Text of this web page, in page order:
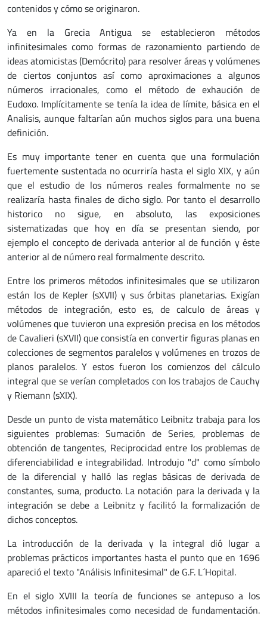
contenidos y cómo se originaron.
Ya en la Grecia Antigua se establecieron métodos
infinitesimales como formas de razonamiento partiendo de
ideas atomicistas (Demócrito) para resolver áreas y volúmenes
de ciertos conjuntos así como aproximaciones a algunos
números irracionales, como el método de exhaución de
Eudoxo. Implícitamente se tenía la idea de límite, básica en el
Analisis, aunque faltarían aún muchos siglos para una buena
definición.
Es muy importante tener en cuenta que una formulación
fuertemente sustentada no ocurriría hasta el siglo XIX, y aún
que el estudio de los números reales formalmente no se
realizaría hasta finales de dicho siglo. Por tanto el desarrollo
historico no sigue, en absoluto, las exposiciones
sistematizadas que hoy en día se presentan siendo, por
ejemplo el concepto de derivada anterior al de función y éste
anterior al de número real formalmente descrito.
Entre los primeros métodos infinitesimales que se utilizaron
están los de Kepler (sXVII) y sus órbitas planetarias. Exigían
métodos de integración, esto es, de calculo de áreas y
volúmenes que tuvieron una expresión precisa en los métodos
de Cavalieri (sXVII) que consistía en convertir figuras planas en
colecciones de segmentos paralelos y volúmenes en trozos de
planos paralelos. Y estos fueron los comienzos del cálculo
integral que se verían completados con los trabajos de Cauchy
y Riemann (sXIX).
Desde un punto de vista matemático Leibnitz trabaja para los
siguientes problemas: Sumación de Series, problemas de
obtención de tangentes, Reciprocidad entre los problemas de
diferenciabilidad e integrabilidad. Introdujo "d" como símbolo
de la diferencial y halló las reglas básicas de derivada de
constantes, suma, producto. La notación para la derivada y la
integración se debe a Leibnitz y facilitó la formalización de
dichos conceptos.
La introducción de la derivada y la integral dió lugar a
problemas prácticos importantes hasta el punto que en 1696
apareció el texto "Análisis Infinitesimal" de G.F. L´Hopital.
En el siglo XVIII la teoría de funciones se antepuso a los
métodos infinitesimales como necesidad de fundamentación.